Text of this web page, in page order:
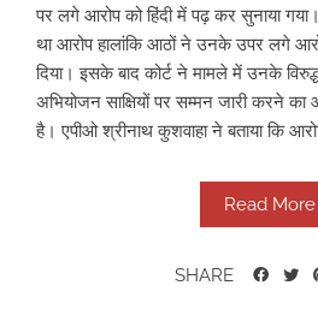
पर लगे आरोप को हिंदी में पढ़ कर सुनाया
था आरोप हालांकि आठों ने उनके उपर लगे
दिया। इसके बाद कोर्ट ने मामले में उनके
अभियोजन साक्षियों पर सम्मन जारी करने का
है। एपीओ श्रीनाथ कुशवाहा ने बताया कि
Read More
SHARE